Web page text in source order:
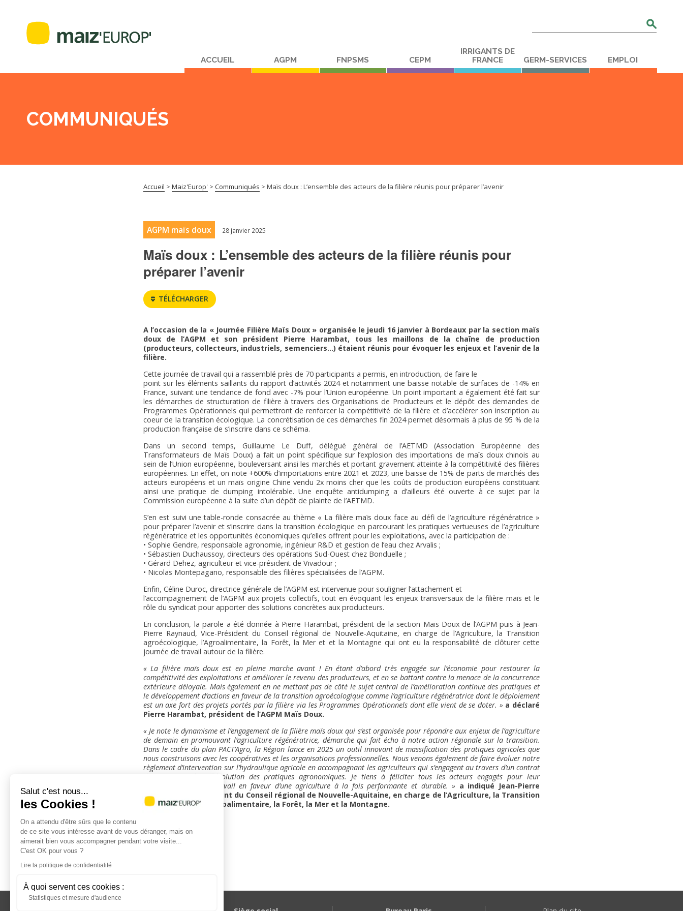
:
ACCUEIL AGPM FNPSMS CEPM
IRRIGANTS DE
FRANCE
GERM-SERVICES EMPLOI
COMMUNIQUÉS
Accueil > Maiz'Europ' > Communiqués > Maïs doux : L’ensemble des acteurs de la filière réunis pour préparer l’avenir
AGPM maïs doux 28 janvier 2025
Maïs doux : L’ensemble des acteurs de la filière réunis pour
préparer l’avenir
TÉLÉCHARGER
A l’occasion de la « Journée Filière Maïs Doux » organisée le jeudi 16 janvier à Bordeaux par la section maïs
doux de l’AGPM et son président Pierre Harambat, tous les maillons de la chaîne de production
(producteurs, collecteurs, industriels, semenciers…) étaient réunis pour évoquer les enjeux et l’avenir de la
filière.
Cette journée de travail qui a rassemblé près de 70 participants a permis, en introduction, de faire le
point sur les éléments saillants du rapport d’activités 2024 et notamment une baisse notable de surfaces de -14% en
France, suivant une tendance de fond avec -7% pour l’Union européenne. Un point important a également été fait sur
les démarches de structuration de filière à travers des Organisations de Producteurs et le dépôt des demandes de
Programmes Opérationnels qui permettront de renforcer la compétitivité de la filière et d’accélérer son inscription au
coeur de la transition écologique. La concrétisation de ces démarches fin 2024 permet désormais à plus de 95 % de la
production française de s’inscrire dans ce schéma.
Dans un second temps, Guillaume Le Duff, délégué général de l’AETMD (Association Européenne des
Transformateurs de Maïs Doux) a fait un point spécifique sur l’explosion des importations de maïs doux chinois au
sein de l’Union européenne, bouleversant ainsi les marchés et portant gravement atteinte à la compétitivité des filières
européennes. En effet, on note +600% d’importations entre 2021 et 2023, une baisse de 15% de parts de marchés des
acteurs européens et un maïs origine Chine vendu 2x moins cher que les coûts de production européens constituant
ainsi une pratique de dumping intolérable. Une enquête antidumping a d’ailleurs été ouverte à ce sujet par la
Commission européenne à la suite d’un dépôt de plainte de l’AETMD.
S’en est suivi une table-ronde consacrée au thème « La filière maïs doux face au défi de l’agriculture régénératrice »
pour préparer l’avenir et s’inscrire dans la transition écologique en parcourant les pratiques vertueuses de l’agriculture
régénératrice et les opportunités économiques qu’elles offrent pour les exploitations, avec la participation de :
• Sophie Gendre, responsable agronomie, ingénieur R&D et gestion de l’eau chez Arvalis ;
• Sébastien Duchaussoy, directeurs des opérations Sud-Ouest chez Bonduelle ;
• Gérard Dehez, agriculteur et vice-président de Vivadour ;
• Nicolas Montepagano, responsable des filières spécialisées de l’AGPM.
Enfin, Céline Duroc, directrice générale de l’AGPM est intervenue pour souligner l’attachement et
l’accompagnement de l’AGPM aux projets collectifs, tout en évoquant les enjeux transversaux de la filière maïs et le
rôle du syndicat pour apporter des solutions concrètes aux producteurs.
En conclusion, la parole a été donnée à Pierre Harambat, président de la section Maïs Doux de l’AGPM puis à Jean-
Pierre Raynaud, Vice-Président du Conseil régional de Nouvelle-Aquitaine, en charge de l’Agriculture, la Transition
agroécologique, l’Agroalimentaire, la Forêt, la Mer et et la Montagne qui ont eu la responsabilité de clôturer cette
journée de travail autour de la filière.
« La filière maïs doux est en pleine marche avant ! En étant d’abord très engagée sur l’économie pour restaurer la
compétitivité des exploitations et améliorer le revenu des producteurs, et en se battant contre la menace de la concurrence
extérieure déloyale. Mais également en ne mettant pas de côté le sujet central de l’amélioration continue des pratiques et
le développement d’actions en faveur de la transition agroécologique comme l’agriculture régénératrice dont le déploiement
est un axe fort des projets portés par la filière via les Programmes Opérationnels dont elle vient de se doter. » a déclaré
Pierre Harambat, président de l’AGPM Maïs Doux.
« Je note le dynamisme et l’engagement de la filière maïs doux qui s’est organisée pour répondre aux enjeux de l’agriculture
de demain en promouvant l’agriculture régénératrice, démarche qui fait écho à notre action régionale sur la transition.
Dans le cadre du plan PACT’Agro, la Région lance en 2025 un outil innovant de massification des pratiques agricoles que
nous construisons avec les coopératives et les organisations professionnelles. Nous venons également de faire évoluer notre
règlement d’intervention sur l’hydraulique agricole en accompagnant les agriculteurs qui s’engagent au travers d’un contrat
de transition dans l’évolution des pratiques agronomiques. Je tiens à féliciter tous les acteurs engagés pour leur
mobilisation et leur travail en faveur d’une agriculture à la fois performante et durable. » a indiqué Jean-Pierre
Raynaud, vice-président du Conseil régional de Nouvelle-Aquitaine, en charge de l’Agriculture, la Transition
agroécologique, l’Agroalimentaire, la Forêt, la Mer et la Montagne.
Salut c'est nous...
les Cookies !
On a attendu d'être sûrs que le contenu
de ce site vous intéresse avant de vous déranger, mais on
aimerait bien vous accompagner pendant votre visite...
C'est OK pour vous ?
Lire la politique de confidentialité
À quoi servent ces cookies :
Statistiques et mesure d'audience